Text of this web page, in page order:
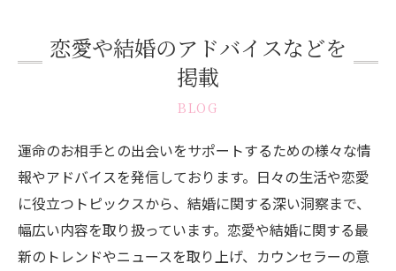
恋愛や結婚のアドバイスなどを
掲載
BLOG
運命のお相手との出会いをサポートするための様々な情
報やアドバイスを発信しております。日々の生活や恋愛
に役立つトピックスから、結婚に関する深い洞察まで、
幅広い内容を取り扱っています。恋愛や結婚に関する最
新のトレンドやニュースを取り上げ、カウンセラーの意